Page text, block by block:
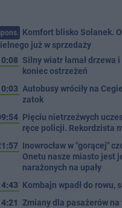
Komfort blisko Solanek.
już w sprzedaży
Silny wiatr łamał drzewa
koniec ostrzeżeń
Autobusy wróciły na
zatok
Pięciu nietrzeźwych
ręce policji. Rekordzista
Inowrocław w "gorącej"
Onetu nasze miasto jest
narażonych na upały
Kombajn wpadł do rowu,
Zmiany dla pasażerów